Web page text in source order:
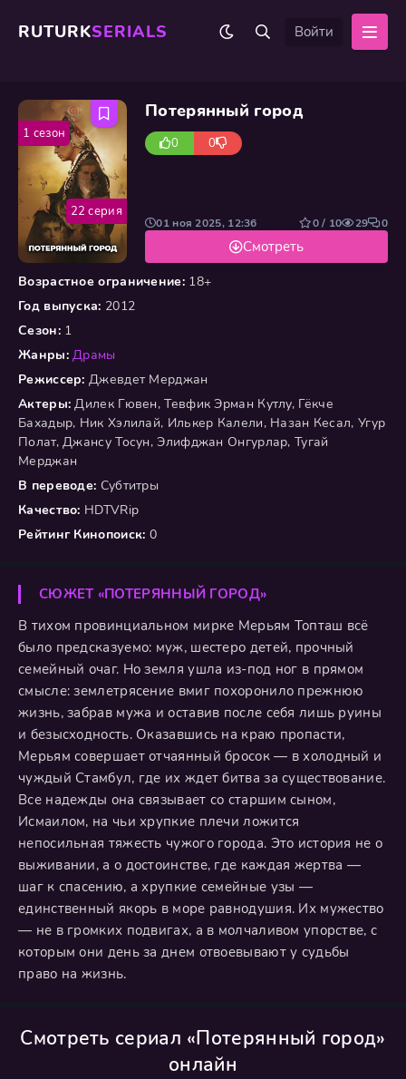
RUTURKSERIALS Войти
Потерянный город
0 0
Возрастное ограничение:18+
Год выпуска: 2012
Сезон:1
Жанры: Драмы
Режиссер: Джевдет Мерджан
Актеры: Дилек Гювен, Тевфик Эрман Кутлу, Гёкче
Бахадыр, Ник Хэлилай, Илькер Калели, Назан Кесал, Угур
Полат, Джансу Тосун, Элифджан Онгурлар, Тугай
Мерджан
В переводе: Субтитры
Качество: HDTVRip
Рейтинг Кинопоиск: 0
Смотреть
01 ноя 2025, 12:36 0 / 10 29 0
22 серия
1 сезон
СЮЖЕТ «ПОТЕРЯННЫЙ ГОРОД»
В тихом провинциальном мирке Мерьям Топташ всё
было предсказуемо: муж, шестеро детей, прочный
семейный очаг. Но земля ушла из-под ног в прямом
смысле: землетрясение вмиг похоронило прежнюю
жизнь, забрав мужа и оставив после себя лишь руины
и безысходность. Оказавшись на краю пропасти,
Мерьям совершает отчаянный бросок — в холодный и
чуждый Стамбул, где их ждет битва за существование.
Все надежды она связывает со старшим сыном,
Исмаилом, на чьи хрупкие плечи ложится
непосильная тяжесть чужого города. Это история не о
выживании, а о достоинстве, где каждая жертва —
шаг к спасению, а хрупкие семейные узы —
единственный якорь в море равнодушия. Их мужество
— не в громких подвигах, а в молчаливом упорстве, с
которым они день за днем отвоевывают у судьбы
право на жизнь.
Смотреть сериал «Потерянный город»
онлайн